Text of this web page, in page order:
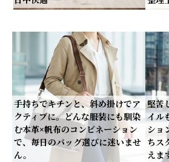
手持ちでキチンと、斜め掛けでア
クティブに。どんな服装にも馴染
む本革×帆布のコンビネーション
で、毎日のバッグ選びに迷いませ
ん。
堅苦
イル
ショ
ちス
えま